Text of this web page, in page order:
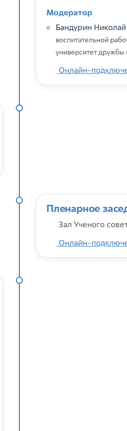
Модератор
Бандурин
воспитательной
университет
Онлайн-
Пленарное
Зал Ученого
Онлайн-